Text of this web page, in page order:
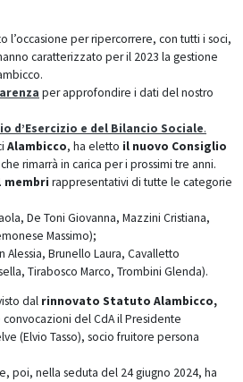
l’occasione per ripercorrere, con tutti i soci,
caratterizzato per il 2023 la gestione
per approfondire i dati del nostro
d’Esercizio e del Bilancio Sociale.
Alambicco, ha eletto il nuovo Consiglio
che rimarrà in carica per i prossimi tre anni.
membri rappresentativi di tutte le categorie
De Toni Giovanna, Mazzini Cristiana,
Massimo);
Alessia, Brunello Laura, Cavalletto
Tirabosco Marco, Trombini Glenda).
dal rinnovato Statuto Alambicco,
del CdA il Presidente
(Elvio Tasso), socio fruitore persona
poi, nella seduta del 24 giugno 2024, ha